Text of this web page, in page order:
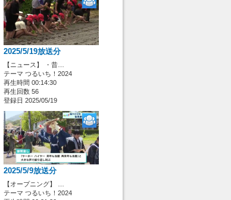
2025/5/19放送分
【ニュース】 ・昔…
テーマ つるいち！2024
再生時間 00:14:30
再生回数 56
登録日 2025/05/19
2025/5/9放送分
【オープニング】 …
テーマ つるいち！2024